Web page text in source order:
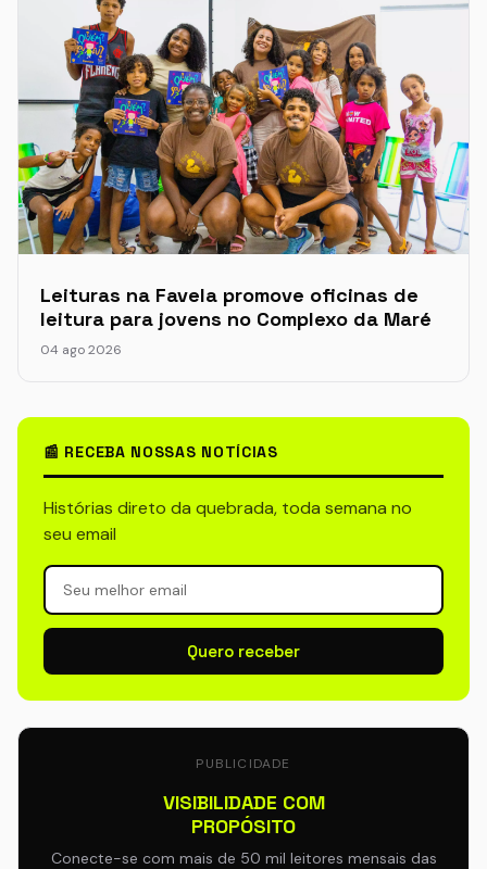
Leituras na Favela promove oficinas de
leitura para jovens no Complexo da Maré
04 ago 2026
📰 RECEBA NOSSAS NOTÍCIAS
Histórias direto da quebrada, toda semana no
seu email
Quero receber
PUBLICIDADE
VISIBILIDADE COM
PROPÓSITO
Conecte-se com mais de 50 mil leitores mensais das